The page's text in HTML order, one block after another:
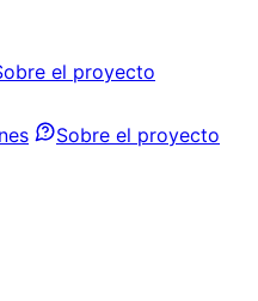
el proyecto
Sobre el proyecto